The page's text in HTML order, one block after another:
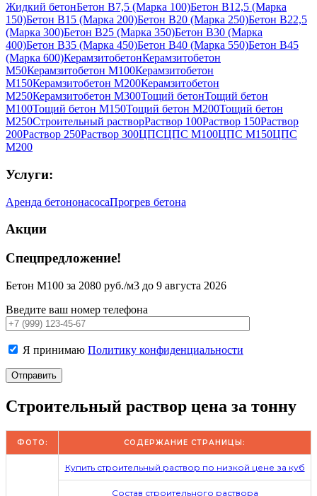
Жидкий бетонБетон В7,5 (Марка 100)Бетон В12,5 (Марка
150)Бетон В15 (Марка 200)Бетон В20 (Марка 250)Бетон В22,5
(Марка 300)Бетон В25 (Марка 350)Бетон В30 (Марка
400)Бетон В35 (Марка 450)Бетон В40 (Марка 550)Бетон В45
(Марка 600)КерамзитобетонКерамзитобетон
М50Керамзитобетон М100Керамзитобетон
М150Керамзитобетон М200Керамзитобетон
М250Керамзитобетон М300Тощий бетонТощий бетон
М100Тощий бетон М150Тощий бетон М200Тощий бетон
М250Строительный растворРаствор 100Раствор 150Раствор
200Раствор 250Раствор 300ЦПСЦПС М100ЦПС М150ЦПС
М200
Услуги:
Аренда бетононасосаПрогрев бетона
Акции
Спецпредложение!
Бетон М100 за 2080 руб./м3 до 9 августа 2026
Введите ваш номер телефона
Я принимаю Политику конфиденциальности
Строительный раствор цена за тонну
ФОТО: СОДЕРЖАНИЕ СТРАНИЦЫ:
Купить строительный раствор по низкой цене за куб
Состав строительного раствора